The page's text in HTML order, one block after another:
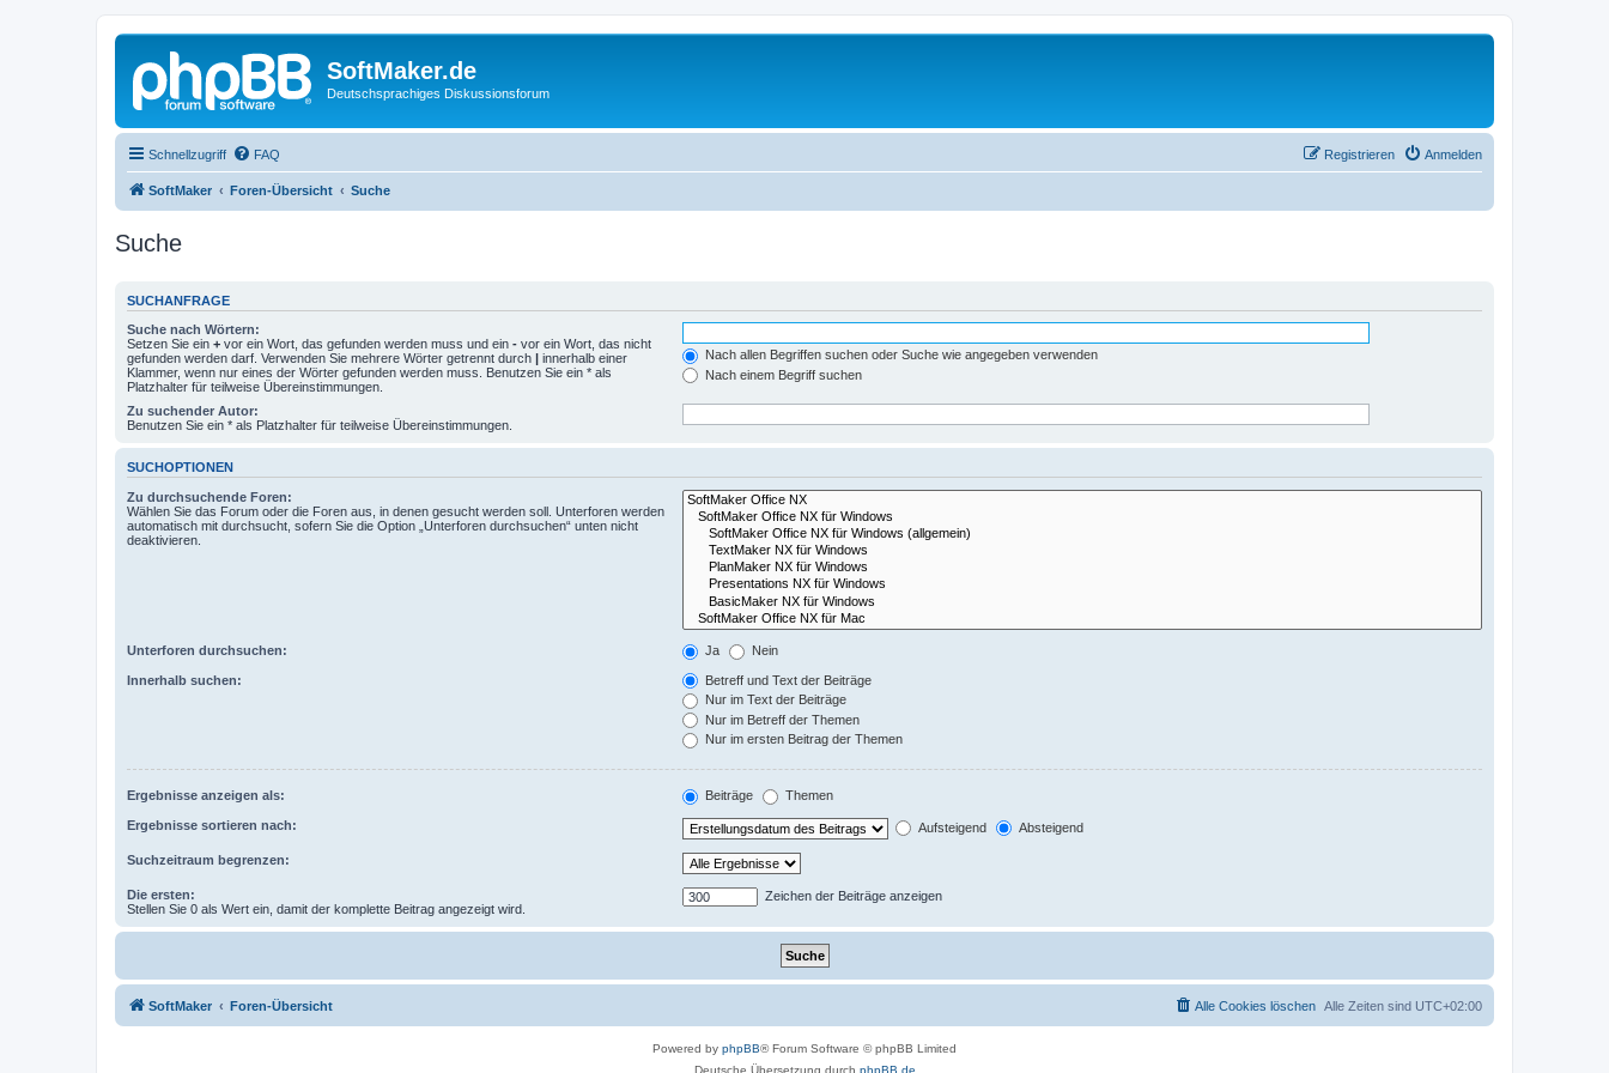
SoftMaker.de
Deutschsprachiges Diskussionsforum
Schnellzugriff FAQ Anmelden
Registrieren
SoftMaker Foren-Übersicht Suche
Suche
SUCHANFRAGE
Suche nach Wörtern:
Setzen Sie ein + vor ein Wort, das gefunden werden muss und ein - vor ein Wort, das nicht
gefunden werden darf. Verwenden Sie mehrere Wörter getrennt durch | innerhalb einer
Klammer, wenn nur eines der Wörter gefunden werden muss. Benutzen Sie ein * als
Platzhalter für teilweise Übereinstimmungen.
Nach allen Begriffen suchen oder Suche wie angegeben verwenden
Nach einem Begriff suchen
Zu suchender Autor:
Benutzen Sie ein * als Platzhalter für teilweise Übereinstimmungen.
SUCHOPTIONEN
Zu durchsuchende Foren:
Wählen Sie das Forum oder die Foren aus, in denen gesucht werden soll. Unterforen werden
automatisch mit durchsucht, sofern Sie die Option „Unterforen durchsuchen“ unten nicht
deaktivieren.
Unterforen durchsuchen: Ja Nein
Innerhalb suchen:
Betreff und Text der Beiträge
Nur im Text der Beiträge
Nur im Betreff der Themen
Nur im ersten Beitrag der Themen
Ergebnisse anzeigen als: Beiträge Themen
Ergebnisse sortieren nach: Aufsteigend Absteigend
Suchzeitraum begrenzen:
Die ersten:
Stellen Sie 0 als Wert ein, damit der komplette Beitrag angezeigt wird.
Zeichen der Beiträge anzeigen
SoftMaker Foren-Übersicht Alle Zeiten sind UTC+02:00
Alle Cookies löschen
Powered by phpBB® Forum Software © phpBB Limited
Deutsche Übersetzung durch phpBB.de